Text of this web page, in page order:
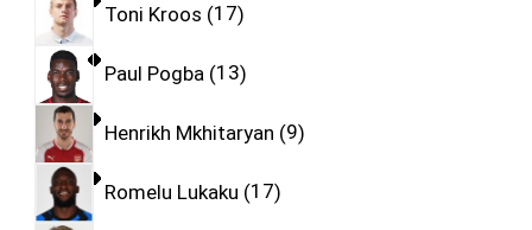
Toni Kroos 17
Paul Pogba 13
Henrikh Mkhitaryan 9
Romelu Lukaku 17